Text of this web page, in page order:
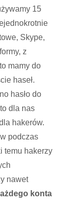
15
Skype,
z
mamy do
haseł.
hasło do
dla nas
hakerów.
podczas
temu hakerzy
nawet
konta